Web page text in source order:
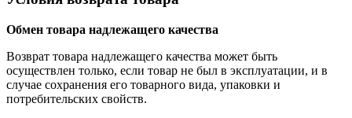
Обмен товара надлежащего качества
Возврат товара надлежащего качества может быть
осуществлен только, если товар не был в эксплуатации, и в
случае сохранения его товарного вида, упаковки и
потребительских свойств.